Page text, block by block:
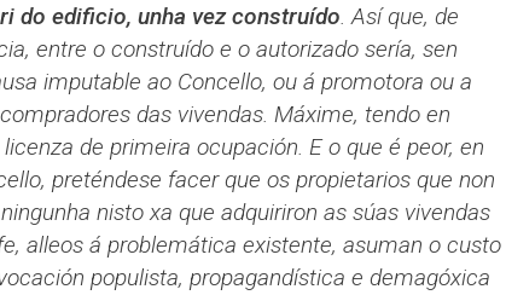
do edificio, unha vez construído. Así que, de
entre o construído e o autorizado sería, sen
imputable ao Concello, ou á promotora ou a
das vivendas. Máxime, tendo en
de primeira ocupación. E o que é peor, en
preténdese facer que os propietarios que non
nisto xa que adquiriron as súas vivendas
alleos á problemática existente, asuman o custo
populista, propagandística e demagóxica